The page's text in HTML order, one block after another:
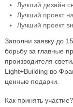
Лучший дизайн
Лучший проект
Лучший проект
Заполни заявку до
борьбу за главные
производителя
Light+Building во
ценные подарки.
Как принять участие?